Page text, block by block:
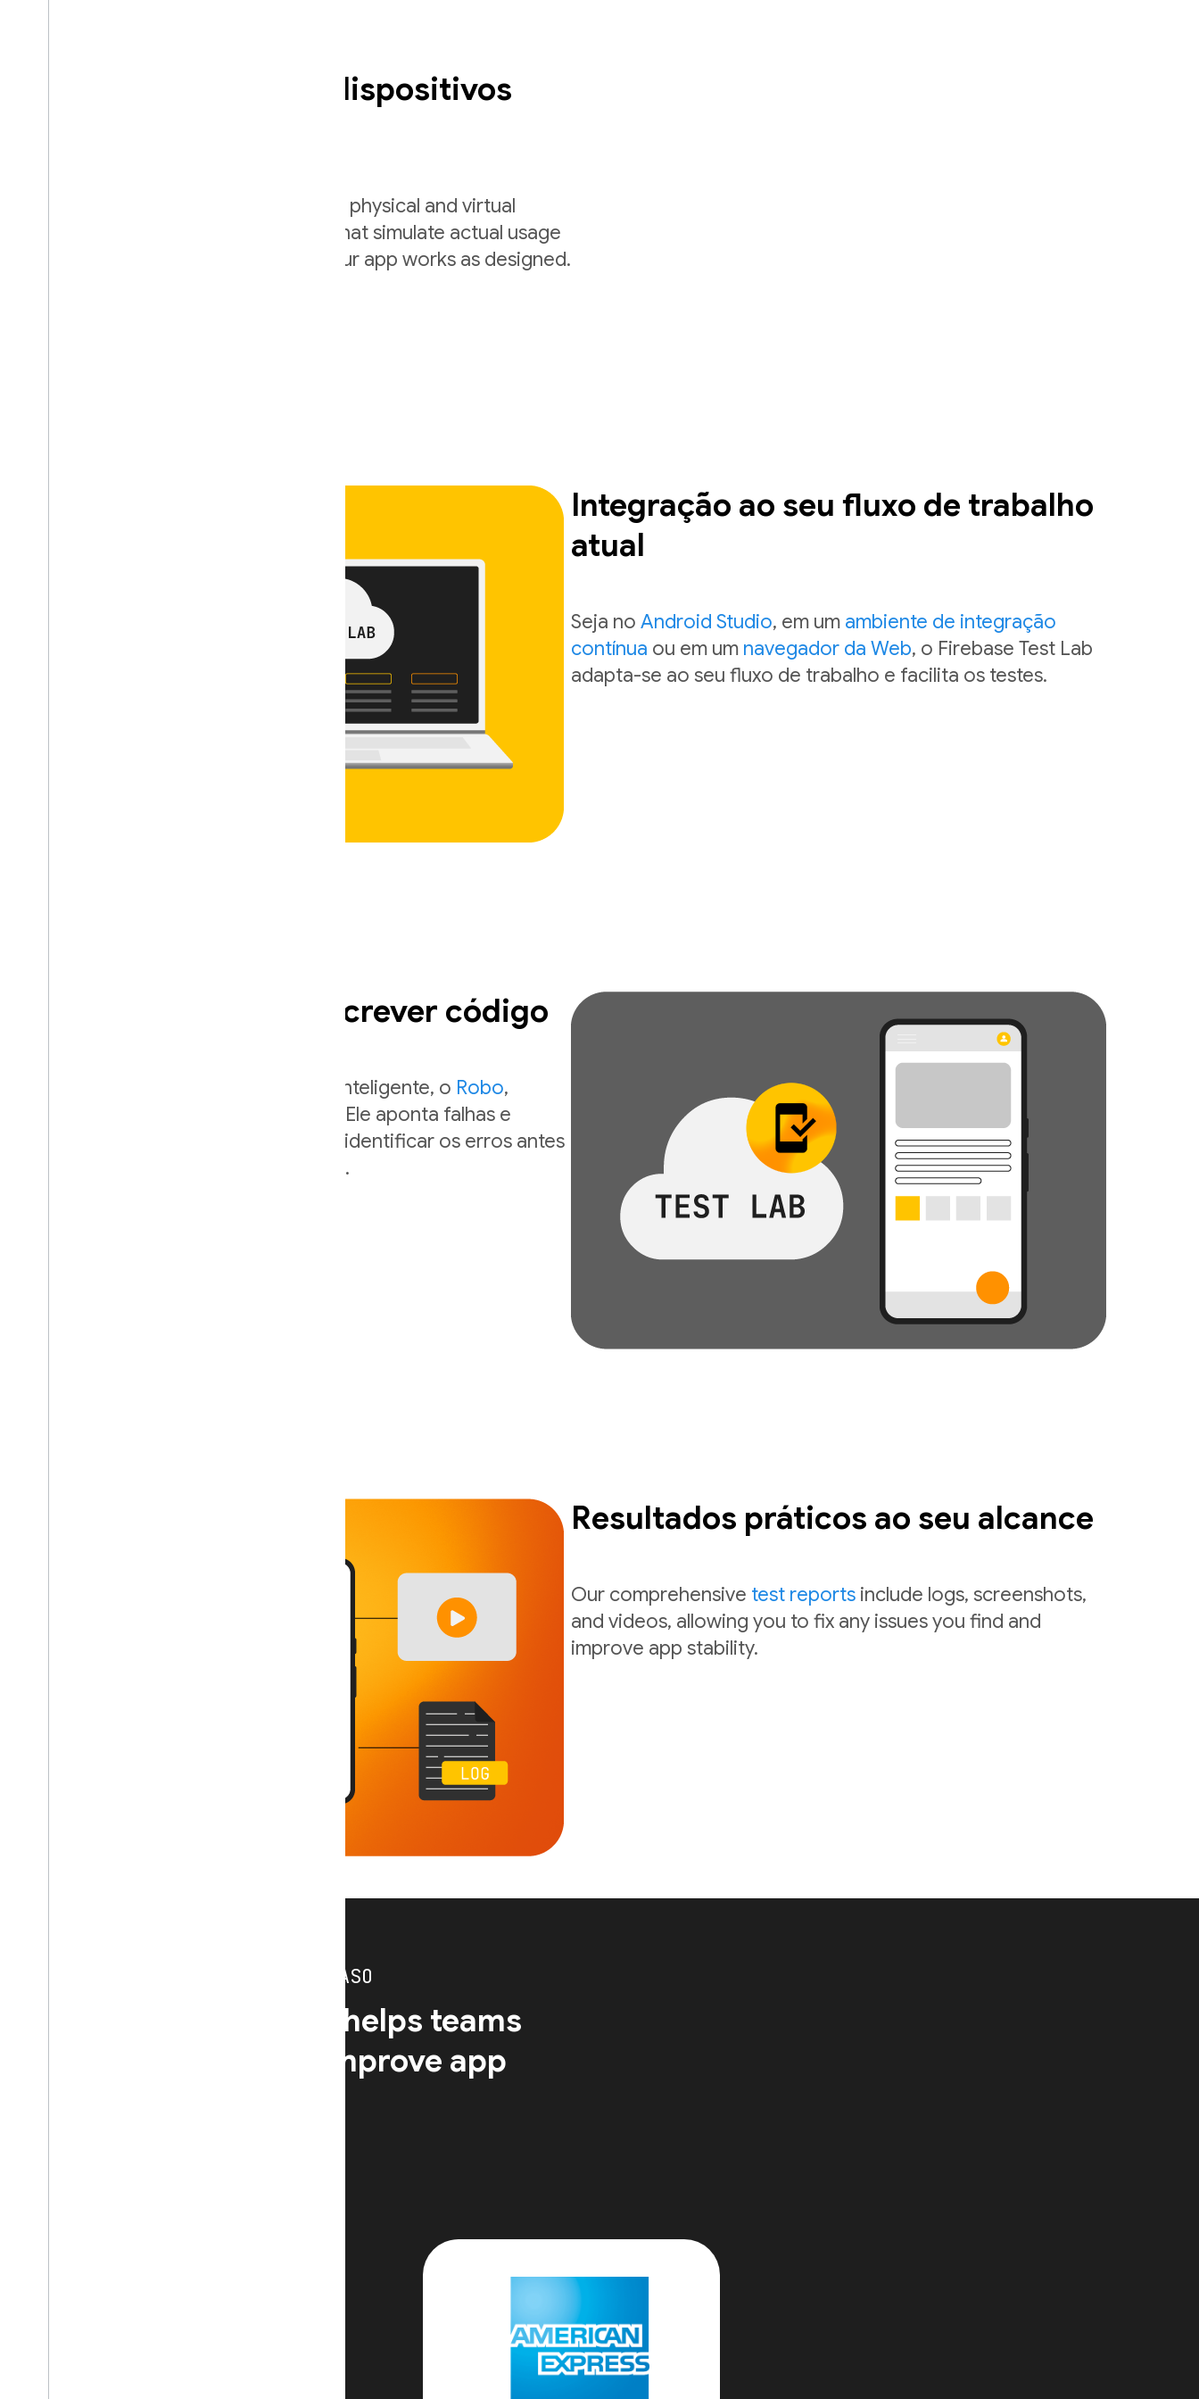
Execute seu app em dispositivos
Firebase Test Lab provides you with physical and virtual
devices that allow you to run tests that simulate actual usage
environments so you can ensure your app works as designed.
Integração ao seu fluxo de trabalho
atual
Seja no Android Studio, em um ambiente de integração
contínua ou em um navegador da Web, o Firebase Test Lab
adapta-se ao seu fluxo de trabalho e facilita os testes.
Teste seu app sem escrever código
Não tem testes? Nosso rastreador inteligente, o Robo,
navega pelo app automaticamente. Ele aponta falhas e
fornece capturas de tela para você identificar os erros antes
que eles sejam vistos pelos usuários.
Resultados práticos ao seu alcance
Our comprehensive test reports include logs, screenshots,
and videos, allowing you to fix any issues you find and
improve app stability.
ESTUDOS DE CASO
Learn how Test Lab helps teams
across the world improve app